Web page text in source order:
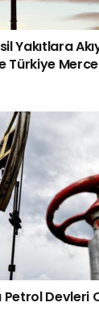
Yakıtlara
Türkiye
Petrol Devleri